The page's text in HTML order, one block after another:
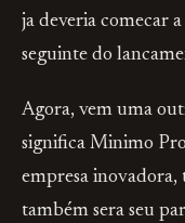
ja deveria comecar
seguinte do
Agora, vem uma
significa Minimo
empresa inovadora,
também sera seu